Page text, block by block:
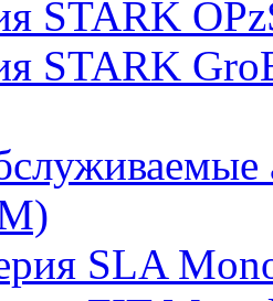
STARK
STARK
SLA